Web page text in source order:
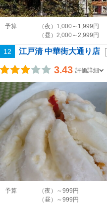
予算
（夜）1,000～1,999円
（昼）2,000～2,999円
12 江戸清 中華街大通り店
3.43 評価詳細
予算
（夜）～999円
（昼）～999円